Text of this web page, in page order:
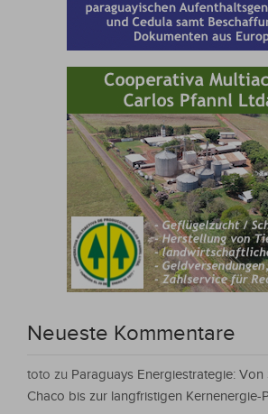
Neueste Kommentare
toto zu Paraguays Energiestrategie:
Chaco bis zur langfristigen Kernenergie-